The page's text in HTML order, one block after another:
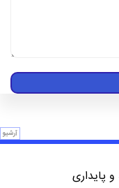
آرشیو
پایداری